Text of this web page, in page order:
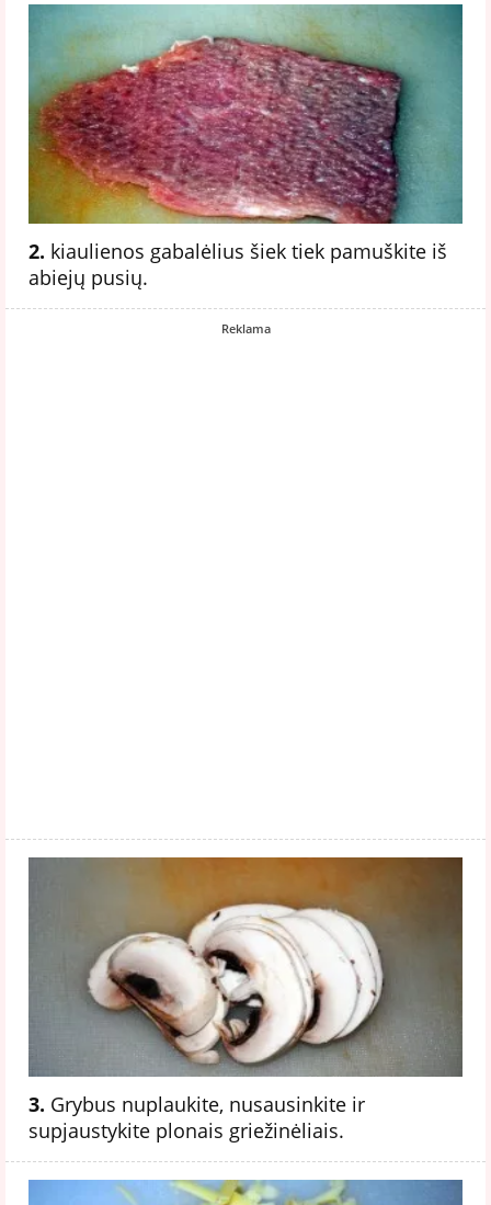
2. kiaulienos gabalėlius šiek tiek pamuškite iš
abiejų pusių.
Reklama
3. Grybus nuplaukite, nusausinkite ir
supjaustykite plonais griežinėliais.